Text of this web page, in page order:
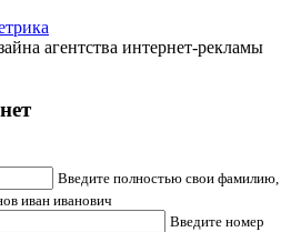
агентства интернет-рекламы
Введите полностью свои фамилию,
иван иванович
Введите номер